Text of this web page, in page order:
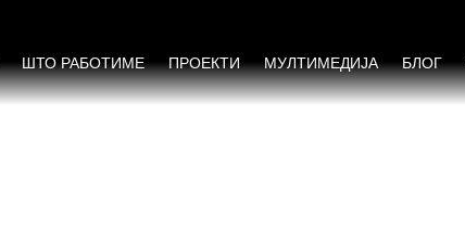
ШТО РАБОТИМЕ ПРОЕКТИ МУЛТИМЕДИЈА БЛОГ